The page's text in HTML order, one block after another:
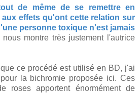
de même de se remettre en
effets qu'ont cette relation sur
personne toxique n'est jamais
montre très justement l'autrice
ce procédé est utilisé en BD, j'ai
la bichromie proposée ici. Ces
roses apportent énormément de